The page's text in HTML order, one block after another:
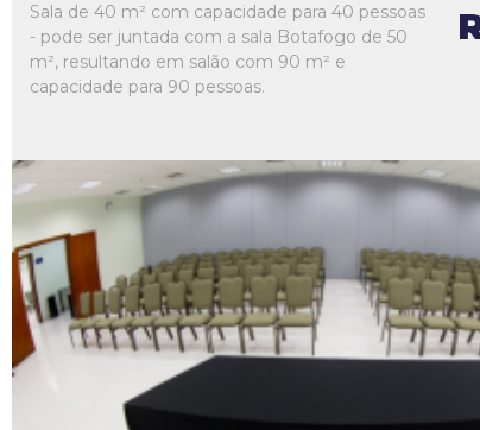
Sala de 40 m² com capacidade para 40 pessoas
- pode ser juntada com a sala Botafogo de 50
m², resultando em salão com 90 m² e
capacidade para 90 pessoas.
L1
L2
L3
L4